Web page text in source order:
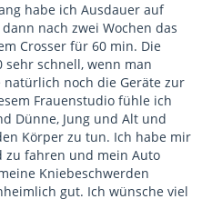
habe ich Ausdauer auf
nach zwei Wochen das
Crosser für 60 min. Die
sehr schnell, wenn man
noch die Geräte zur
Frauenstudio fühle ich
Dünne, Jung und Alt und
Körper zu tun. Ich habe mir
zu fahren und mein Auto
Kniebeschwerden
gut. Ich wünsche viel